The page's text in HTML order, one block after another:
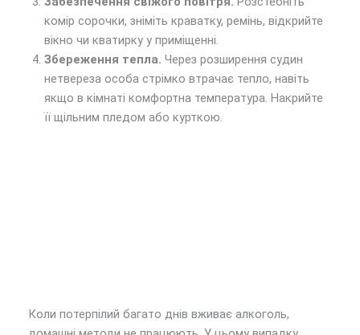
комір сорочки, зніміть краватку, ремінь, відкрийте
вікно чи кватирку у приміщенні.
Збереження тепла. Через розширення судин
нетвереза особа стрімко втрачає тепло, навіть
якщо в кімнаті комфортна температура. Накрийте
її щільним пледом або курткою.
Коли потерпілий багато днів вживає алкоголь,